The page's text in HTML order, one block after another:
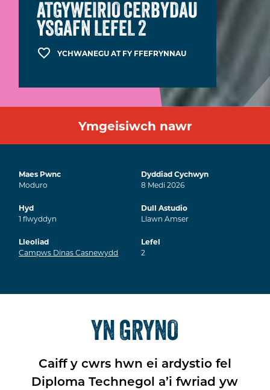
ATGYWEIRIO CERBYDAU
YSGAFN LEFEL 2
YCHWANEGU AT FY FFEFRYNNAU
Ymgeisiwch nawr
Maes Pwnc
Moduro
Dyddiad Cychwyn
8 Medi2026
Hyd
1flwyddyn
Dull Astudio
Llawn Amser
Lleoliad
Campws Dinas Casnewydd
Lefel
2
YN GRYNO
Caiff y cwrs hwn ei ardystio fel
Diploma Technegol a’i fwriad yw